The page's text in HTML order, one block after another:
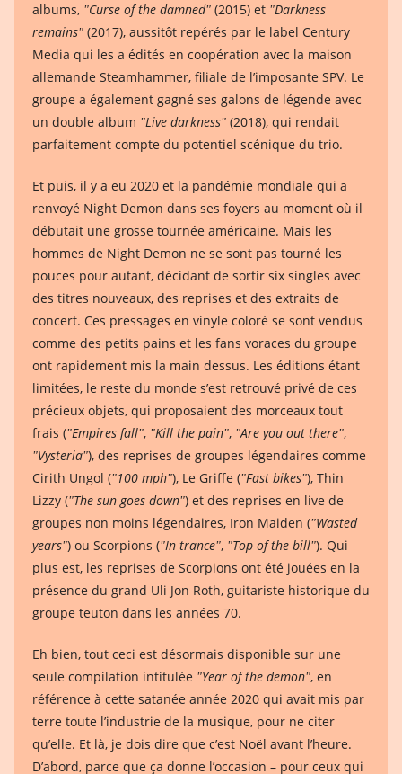
albums, ʺCurse of the damnedʺ (2015) et ʺDarkness
remainsʺ (2017), aussitôt repérés par le label Century
Media qui les a édités en coopération avec la maison
allemande Steamhammer, filiale de l’imposante SPV. Le
groupe a également gagné ses galons de légende avec
un double album ʺLive darknessʺ (2018), qui rendait
parfaitement compte du potentiel scénique du trio.
Et puis, il y a eu 2020 et la pandémie mondiale qui a
renvoyé Night Demon dans ses foyers au moment où il
débutait une grosse tournée américaine. Mais les
hommes de Night Demon ne se sont pas tourné les
pouces pour autant, décidant de sortir six singles avec
des titres nouveaux, des reprises et des extraits de
concert. Ces pressages en vinyle coloré se sont vendus
comme des petits pains et les fans voraces du groupe
ont rapidement mis la main dessus. Les éditions étant
limitées, le reste du monde s’est retrouvé privé de ces
précieux objets, qui proposaient des morceaux tout
frais (ʺEmpires fallʺ, ʺKill the painʺ, ʺAre you out thereʺ,
ʺVysteriaʺ), des reprises de groupes légendaires comme
Cirith Ungol (ʺ100 mphʺ), Le Griffe (ʺFast bikesʺ), Thin
Lizzy (ʺThe sun goes downʺ) et des reprises en live de
groupes non moins légendaires, Iron Maiden (ʺWasted
yearsʺ) ou Scorpions (ʺIn tranceʺ, ʺTop of the billʺ). Qui
plus est, les reprises de Scorpions ont été jouées en la
présence du grand Uli Jon Roth, guitariste historique du
groupe teuton dans les années 70.
Eh bien, tout ceci est désormais disponible sur une
seule compilation intitulée ʺYear of the demonʺ, en
référence à cette satanée année 2020 qui avait mis par
terre toute l’industrie de la musique, pour ne citer
qu’elle. Et là, je dois dire que c’est Noël avant l’heure.
D’abord, parce que ça donne l’occasion – pour ceux qui